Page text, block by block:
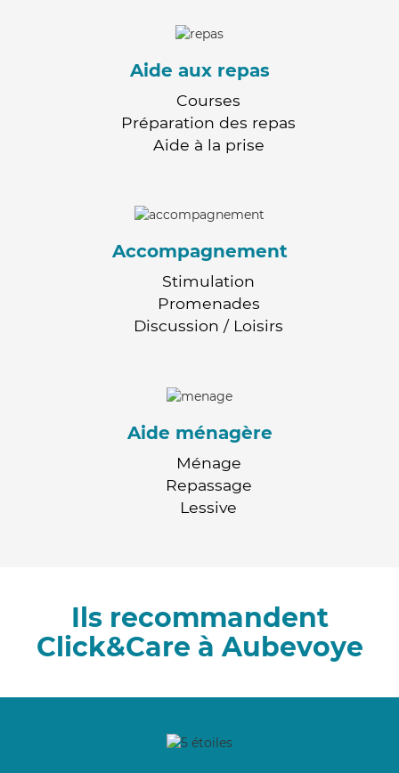
Aide aux repas
Courses
Préparation des repas
Aide à la prise
Accompagnement
Stimulation
Promenades
Discussion / Loisirs
Aide ménagère
Ménage
Repassage
Lessive
Ils recommandent
Click&Care à Aubevoye